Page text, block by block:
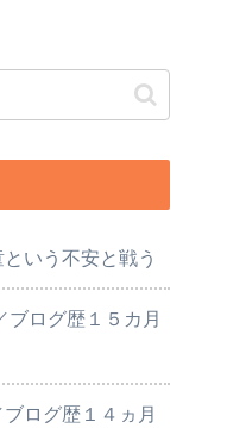
いう不安と戦う
ブログ歴１５カ月
ログ歴１４ヵ月